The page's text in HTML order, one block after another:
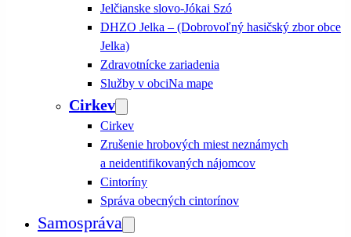
Jelčianske slovo-Jókai Szó
DHZO Jelka – (Dobrovoľný hasičský zbor obce
Jelka)
Zdravotnícke zariadenia
Služby v obciNa mape
Cirkev
Cirkev
Zrušenie hrobových miest neznámych
a neidentifikovaných nájomcov
Cintoríny
Správa obecných cintorínov
Samospráva